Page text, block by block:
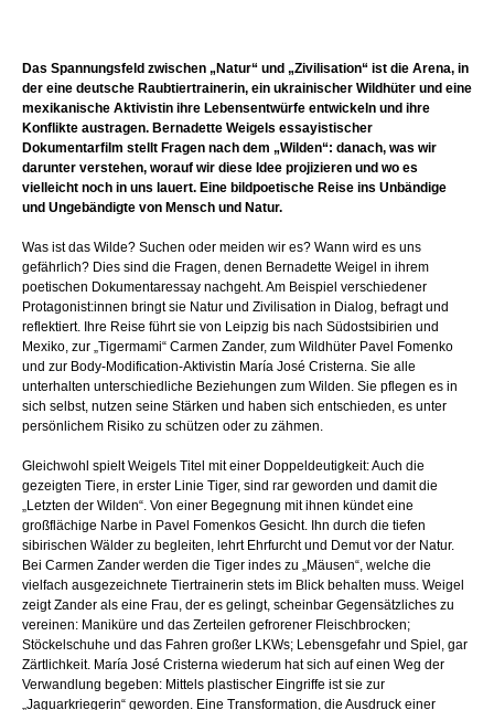
Das Spannungsfeld zwischen „Natur“ und „Zivilisation“ ist die Arena, in
der eine deutsche Raubtiertrainerin, ein ukrainischer Wildhüter und eine
mexikanische Aktivistin ihre Lebensentwürfe entwickeln und ihre
Konflikte austragen. Bernadette Weigels essayistischer
Dokumentarfilm stellt Fragen nach dem „Wilden“: danach, was wir
darunter verstehen, worauf wir diese Idee projizieren und wo es
vielleicht noch in uns lauert. Eine bildpoetische Reise ins Unbändige
und Ungebändigte von Mensch und Natur.
Was ist das Wilde? Suchen oder meiden wir es? Wann wird es uns
gefährlich? Dies sind die Fragen, denen Bernadette Weigel in ihrem
poetischen Dokumentaressay nachgeht. Am Beispiel verschiedener
Protagonist:innen bringt sie Natur und Zivilisation in Dialog, befragt und
reflektiert. Ihre Reise führt sie von Leipzig bis nach Südostsibirien und
Mexiko, zur „Tigermami“ Carmen Zander, zum Wildhüter Pavel Fomenko
und zur Body-Modification-Aktivistin María José Cristerna. Sie alle
unterhalten unterschiedliche Beziehungen zum Wilden. Sie pflegen es in
sich selbst, nutzen seine Stärken und haben sich entschieden, es unter
persönlichem Risiko zu schützen oder zu zähmen.
Gleichwohl spielt Weigels Titel mit einer Doppeldeutigkeit: Auch die
gezeigten Tiere, in erster Linie Tiger, sind rar geworden und damit die
„Letzten der Wilden“. Von einer Begegnung mit ihnen kündet eine
großflächige Narbe in Pavel Fomenkos Gesicht. Ihn durch die tiefen
sibirischen Wälder zu begleiten, lehrt Ehrfurcht und Demut vor der Natur.
Bei Carmen Zander werden die Tiger indes zu „Mäusen“, welche die
vielfach ausgezeichnete Tiertrainerin stets im Blick behalten muss. Weigel
zeigt Zander als eine Frau, der es gelingt, scheinbar Gegensätzliches zu
vereinen: Maniküre und das Zerteilen gefrorener Fleischbrocken;
Stöckelschuhe und das Fahren großer LKWs; Lebensgefahr und Spiel, gar
Zärtlichkeit. María José Cristerna wiederum hat sich auf einen Weg der
Verwandlung begeben: Mittels plastischer Eingriffe ist sie zur
„Jaguarkriegerin“ geworden. Eine Transformation, die Ausdruck einer